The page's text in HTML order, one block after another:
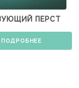
ПЕРСТ
ПОДРОБНЕЕ